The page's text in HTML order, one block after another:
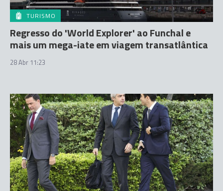
TURISMO
Regresso do 'World Explorer' ao Funchal e
mais um mega-iate em viagem transatlântica
28 Abr 11:23